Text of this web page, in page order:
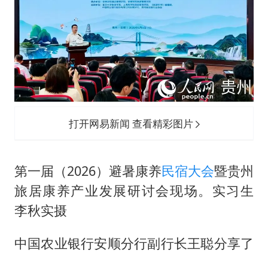
打开网易新闻 查看精彩图片
第一届（2026）避暑康养民宿大会暨贵州
旅居康养产业发展研讨会现场。实习生
李秋实摄
中国农业银行安顺分行副行长王聪分享了